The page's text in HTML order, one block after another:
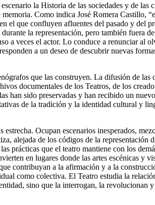
la Historia de las sociedades y de las
Como indica José Romera Castillo,
el que confluyen afluentes del pasado y del
la representación, pero también fuera
a veces el actor. Lo conduce a renunciar al
a un deseo de descubrir nuevas
que las construyen. La difusión de las
documentales de los Teatros, de los
han sido preservadas y han recibido un
de la tradición y la identidad cultural y
Ocupan escenarios inesperados,
alejada de los códigos de la representación
prácticas que el teatro mantiene con los
en lugares donde las artes escénicas y
contribuyan a la afirmación y a la
como colectiva. El Teatro estudia la
sino que la interrogan, la revolucionan